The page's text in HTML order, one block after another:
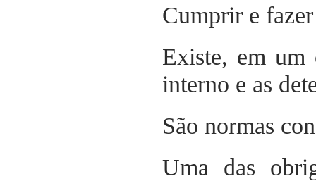
Cumprir e
Existe, em um
interno e as
São normas
Uma das